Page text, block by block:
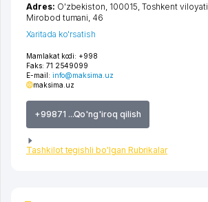
Mamlakat kodi: +998
Faks: 71 2549099
E-mail: info@maksima.uz
maksima.uz
+99871 ...Qo'ng'iroq qilish
Tashkilot tegishli bo'lgan Rubrikalar
Adres: O'zbekiston, 100015, Toshkent viloyati
Mirobod tumani, 46
Xaritada ko'rsatish